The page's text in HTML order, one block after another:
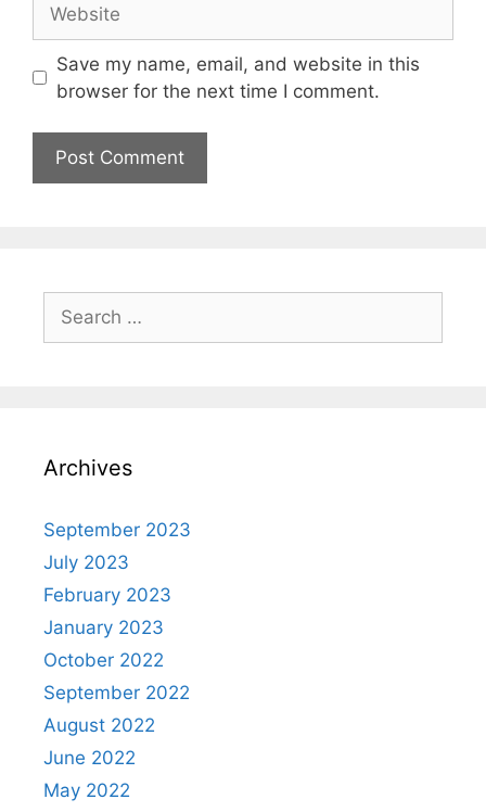
Save my name, email, and website in this
browser for the next time I comment.
Archives
September 2023
July 2023
February 2023
January 2023
October 2022
September 2022
August 2022
June 2022
May 2022